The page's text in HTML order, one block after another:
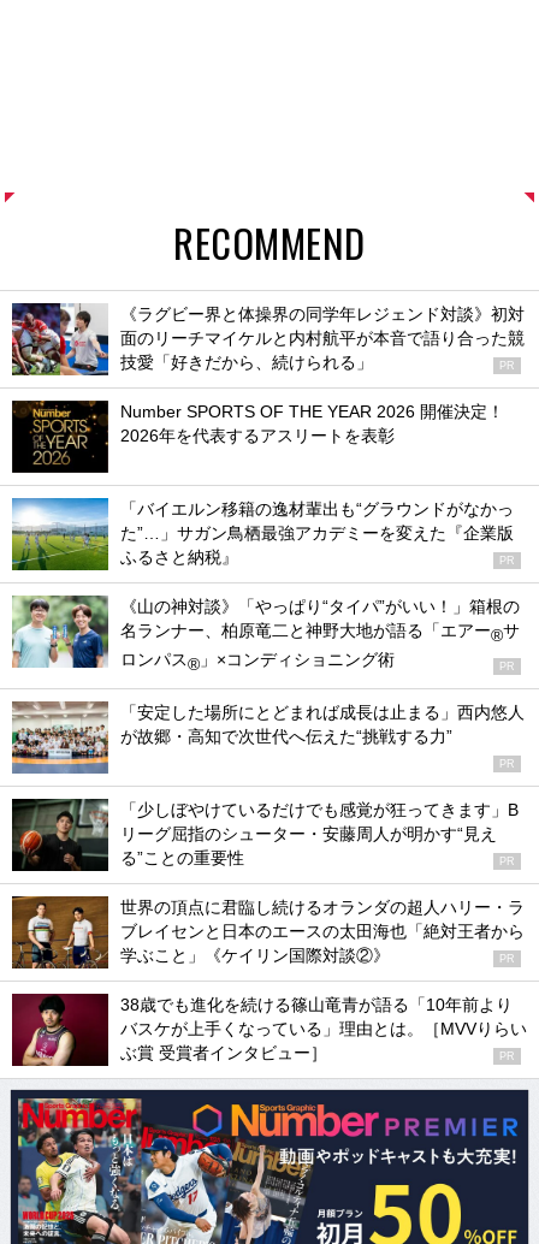
RECOMMEND
《ラグビー界と体操界の同学年レジェンド対談》初対
面のリーチマイケルと内村航平が本音で語り合った競
技愛「好きだから、続けられる」
PR
Number SPORTS OF THE YEAR 2026 開催決定！
2026年を代表するアスリートを表彰
「バイエルン移籍の逸材輩出も“グラウンドがなかっ
た”…」サガン鳥栖最強アカデミーを変えた『企業版
ふるさと納税』
PR
《山の神対談》「やっぱり“タイパ”がいい！」箱根の
名ランナー、柏原竜二と神野大地が語る「エアー®サ
ロンパス® 」×コンディショニング術 PR
「安定した場所にとどまれば成長は止まる」西内悠人
が故郷・高知で次世代へ伝えた“挑戦する力”
PR
「少しぼやけているだけでも感覚が狂ってきます」B
リーグ屈指のシューター・安藤周人が明かす“見え
る”ことの重要性
PR
世界の頂点に君臨し続けるオランダの超人ハリー・ラ
ブレイセンと日本のエースの太田海也「絶対王者から
学ぶこと」《ケイリン国際対談②》
PR
38歳でも進化を続ける篠山竜青が語る「10年前より
バスケが上手くなっている」理由とは。［MVVりらい
ぶ賞 受賞者インタビュー］
PR